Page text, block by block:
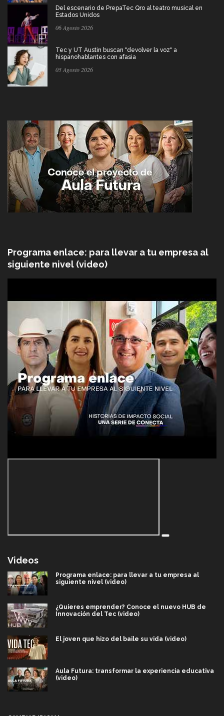
Del escenario de PrepaTec Qro al teatro musical en
Estados Unidos
06 Agosto 2026
Tec y UT Austin buscan "devolver la voz" a
hispanohablantes con afasia
05 Agosto 2026
Programa enlace: para llevar a tu empresa al
siguiente nivel (video)
Videos
Programa enlace: para llevar a tu empresa al
siguiente nivel (video)
¿Quieres emprender? Conoce el nuevo HUB de
Innovación del Tec (video)
El joven que hizo del baile su vida (video)
Aula Futura: transformar la experiencia educativa
(video)